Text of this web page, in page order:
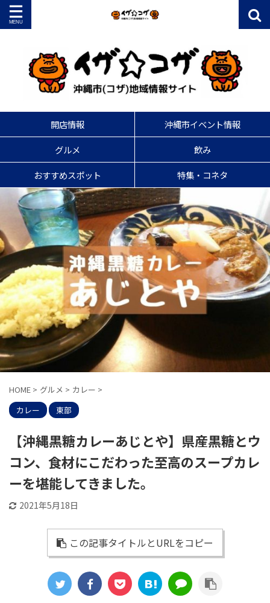
開店情報
沖縄市イベント情報
グルメ
飲み
おすすめスポット
特集・コネタ
HOME > グルメ > カレー >
カレー
東部
【沖縄黒糖カレーあじとや】県産黒糖とウ
コン、食材にこだわった至高のスープカレ
ーを堪能してきました。
2021年5月18日
この記事タイトルとURLをコピー